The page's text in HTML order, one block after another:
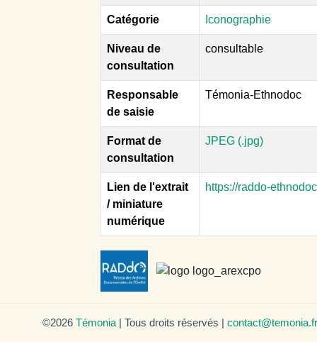
Catégorie Iconographie
Niveau de
consultation
consultable
Responsable
de saisie
Témonia-Ethnodoc
Format de
consultation
JPEG (.jpg)
Lien de l'extrait
/ miniature
numérique
https://raddo-
©2026 Témonia | Tous droits réservés | contact@temonia.fr